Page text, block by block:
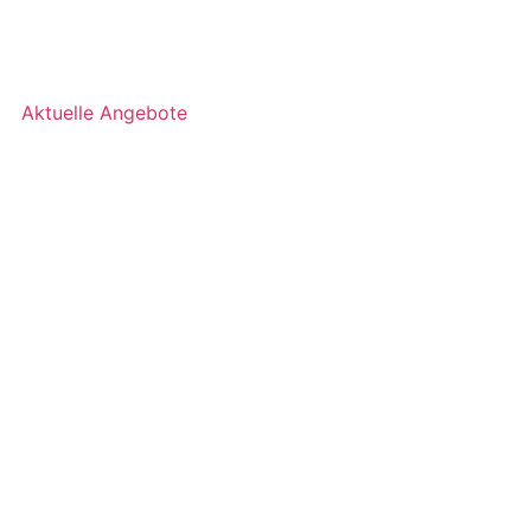
Aktuelle Angebote